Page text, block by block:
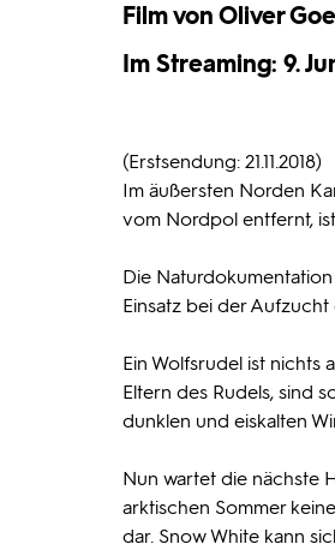
Film von Oliver
Im Streaming: 9.
(Erstsendung: 21.11.2018)
Im äußersten Norden
vom Nordpol entfernt,
Die
Einsatz bei der
Ein Wolfsrudel ist nichts
Eltern des Rudels, sind
dunklen und eiskalten
Nun wartet die nächste
arktischen Sommer
dar. Snow White kann